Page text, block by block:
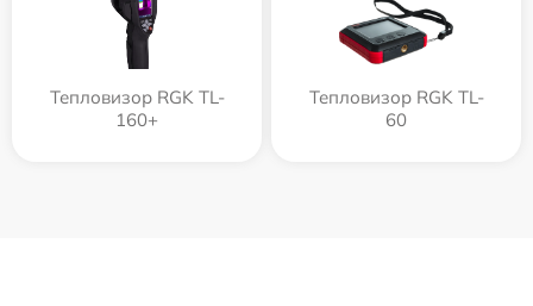
Тепловизор RGK TL-
160+
Тепловизор RGK TL-
60